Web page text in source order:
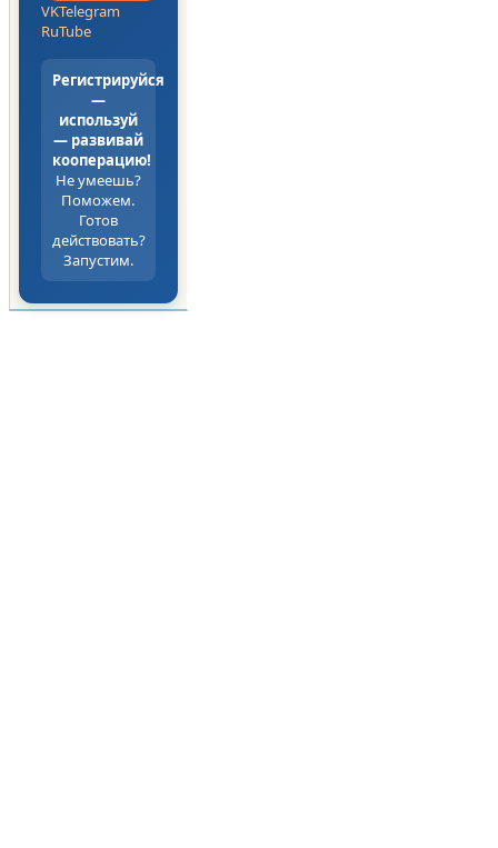
VKTelegram
RuTube
Регистрируйся
—
используй
— развивай
кооперацию!
Не умеешь?
Поможем.
Готов
действовать?
Запустим.